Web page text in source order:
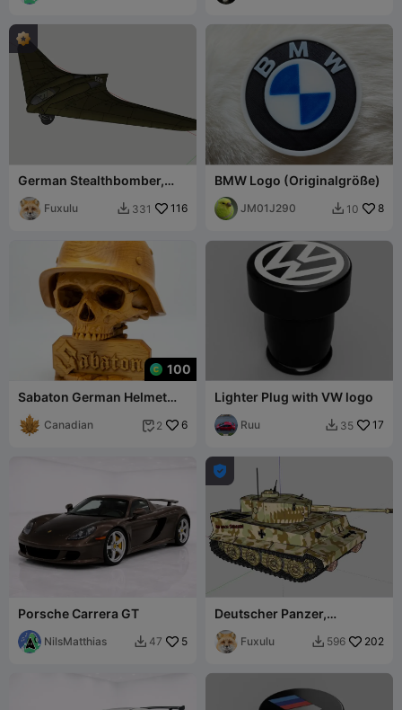
German Stealthbomber,
Nurflügeljet «Horten H IX»
Gotha Go229
Fuxulu  331 116
BMW Logo (Originalgröße)
JM01J290  10 8
100
Sabaton German Helmet
Skull
Canadian  2 6
Lighter Plug with VW logo
Ruu  35 17
Porsche Carrera GT
NilsMatthias  47 5

Deutscher Panzer,
gepanzertes
Kampffahrzeug VI "Tiger
Ace" Sd.Kfz 181
Fuxulu  596 202